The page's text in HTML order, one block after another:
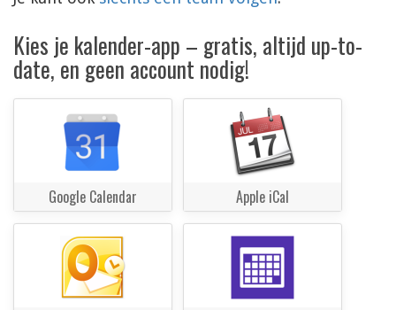
Kies je kalender-app – gratis, altijd up-to-
date, en geen account nodig!
Google Calendar Apple iCal